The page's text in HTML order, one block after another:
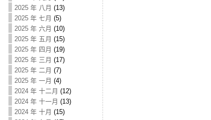
2025 年 八月 (13)
2025 年 七月 (5)
2025 年 六月 (10)
2025 年 五月 (15)
2025 年 四月 (19)
2025 年 三月 (17)
2025 年 二月 (7)
2025 年 一月 (4)
2024 年 十二月 (12)
2024 年 十一月 (13)
2024 年 十月 (15)